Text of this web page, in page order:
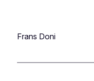
Frans Doni